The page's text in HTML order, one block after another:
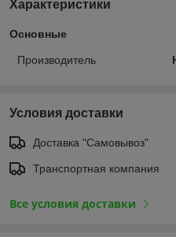
Характеристики
Основные
Производитель
Условия доставки
Доставка "Самовывоз"
Транспортная компания
Все условия доставки